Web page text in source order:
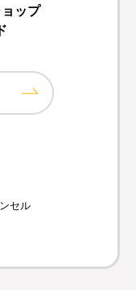
ップ
セル